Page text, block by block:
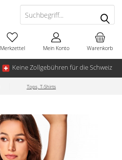
Keine Zollgebühren für die Schweiz
Warenkorb
Merkzettel Mein Konto
Tops, T-Shirts